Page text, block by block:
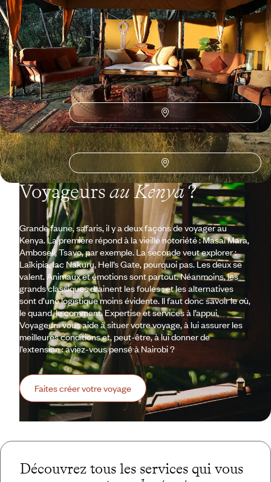
Conjuguer deux grands domaines de savane kényans et les fameux
gorilles du parc rwandais des Volcans
10 jours, de CHF 11300 à CHF 13800
Toutes nos suggestions de voyages au Kenya (8)
Pourquoi partir avec
Voyageurs au Kenya?
Grande faune, safaris, il y a deux façons de voyager au
Kenya. La première répond à la vieille notoriété : Masaï Mara,
Amboseli, Tsavo, par exemple. La seconde veut explorer :
Laïkipia, lac Nakuru, Hell’s Gate, pourquoi pas. Les deux se
valent. Animaux et émotions sont partout. Néanmoins, les
grands classiques drainent les foules ; et les alternatives
sont d’une logistique moins évidente. Il faut donc savoir le où,
le quand, le comment. Expertise et services à l’appui,
Voyageurs vous aide à situer votre voyage, à lui assurer les
meilleures conditions et, peut-être, à lui donner de
l’extension : aviez-vous pensé à Nairobi ?
Faites créer votre voyage
Découvrez tous les services qui vous